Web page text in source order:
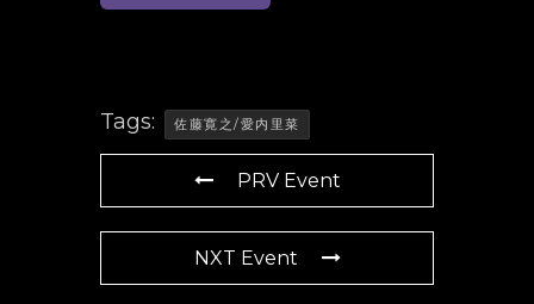
Tags: 佐藤寛之/愛内里菜
PRV Event
NXT Event